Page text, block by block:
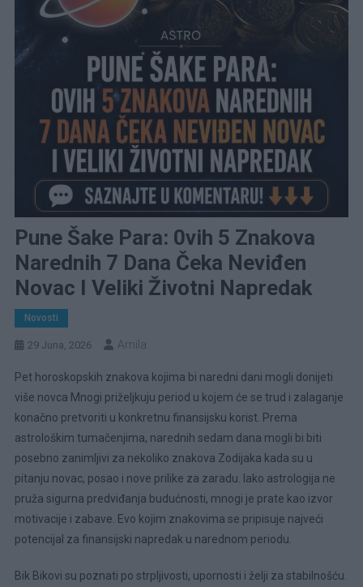
Pune Šake Para: 0vih 5 Znakova
Narednih 7 Dana Čeka Neviđen
Novac I Veliki Životni Napredak
Novosti
29 Juna, 2026 Amila
Pet horoskopskih znakova kojima bi naredni dani mogli donijeti
više novca Mnogi priželjkuju period u kojem će se trud i zalaganje
konačno pretvoriti u konkretnu finansijsku korist. Prema
astrološkim tumačenjima, narednih sedam dana mogli bi biti
posebno zanimljivi za nekoliko znakova Zodijaka kada su u
pitanju novac, posao i nove prilike za zaradu. Iako astrologija ne
pruža sigurna predviđanja budućnosti, mnogi je prate kao izvor
motivacije i zabave. Evo kojim znakovima se pripisuje najveći
potencijal za finansijski napredak u narednom periodu.
Bik Bikovi su poznati po strpljivosti, upornosti i želji za stabilnošću.